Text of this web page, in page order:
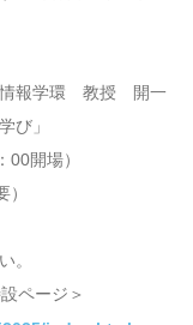
報学環 教授 開一
び」
開場）
。
ページ＞